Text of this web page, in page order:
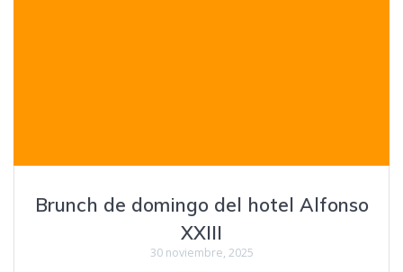
Brunch de domingo del hotel Alfonso
XXIII
30 noviembre, 2025